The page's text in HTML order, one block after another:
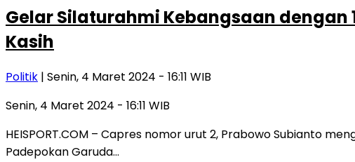
Gelar Silaturahmi Kebangsaan dengan
Kasih
Politik | Senin, 4 Maret 2024 - 16:11 WIB
Senin, 4 Maret 2024 - 16:11 WIB
HEISPORT.COM – Capres nomor urut 2, Prabowo Subianto
Padepokan Garuda…